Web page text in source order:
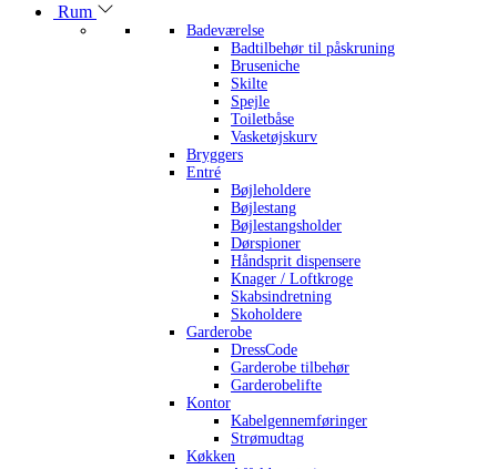
Rum
Badeværelse
Badtilbehør til påskruning
Bruseniche
Skilte
Spejle
Toiletbåse
Vasketøjskurv
Bryggers
Entré
Bøjleholdere
Bøjlestang
Bøjlestangsholder
Dørspioner
Håndsprit dispensere
Knager / Loftkroge
Skabsindretning
Skoholdere
Garderobe
DressCode
Garderobe tilbehør
Garderobelifte
Kontor
Kabelgennemføringer
Strømudtag
Køkken